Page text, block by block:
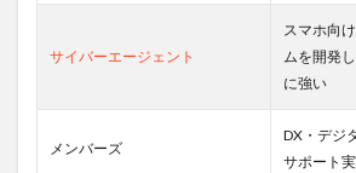
サイバーエージェント
スマホ向
ムを開発
に強い
メンバーズ
DX・デジ
サポート